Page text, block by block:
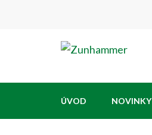
ÚVOD NOVINKY